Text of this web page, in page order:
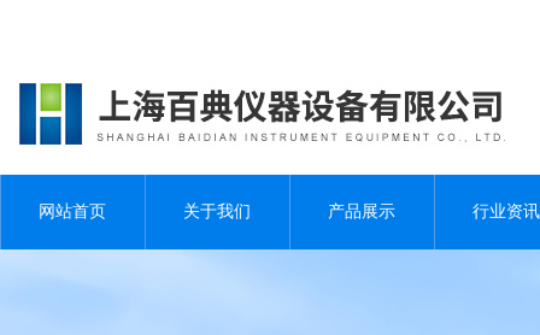
网站首页 关于我们 产品展示 行业资讯